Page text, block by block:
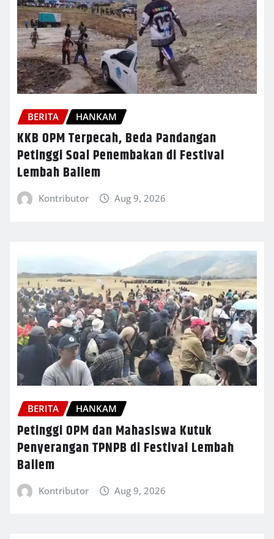
BERITA HANKAM
KKB OPM Terpecah, Beda Pandangan
Petinggi Soal Penembakan di Festival
Lembah Baliem
Kontributor Aug 9, 2026
BERITA HANKAM
Petinggi OPM dan Mahasiswa Kutuk
Penyerangan TPNPB di Festival Lembah
Baliem
Kontributor Aug 9, 2026